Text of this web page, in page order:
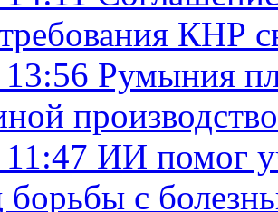
КНР
Румыния
ИИ помог
борьбы с